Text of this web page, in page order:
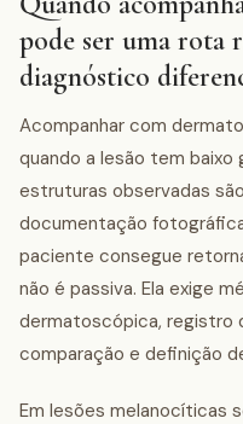
pode ser uma rota
diagnóstico
Acompanhar com
quando a lesão tem baixo
estruturas observadas
documentação
paciente consegue
não é passiva. Ela exige
dermatoscópica, registro
comparação e definição
Em lesões melanocíticas